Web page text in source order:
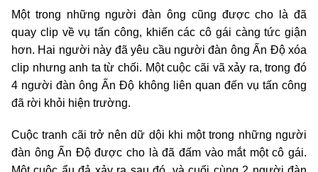
Một trong những người đàn ông cũng được cho là đã
quay clip về vụ tấn công, khiến các cô gái càng tức giận
hơn. Hai người này đã yêu cầu người đàn ông Ấn Độ xóa
clip nhưng anh ta từ chối. Một cuộc cãi vã xảy ra, trong đó
4 người đàn ông Ấn Độ không liên quan đến vụ tấn công
đã rời khỏi hiện trường.
Cuộc tranh cãi trở nên dữ dội khi một trong những người
đàn ông Ấn Độ được cho là đã đấm vào mắt một cô gái.